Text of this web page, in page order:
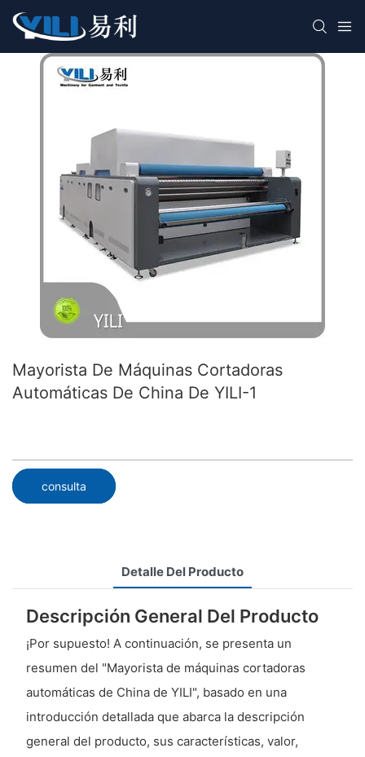
Mayorista De Máquinas Cortadoras
Automáticas De China De YILI-1
consulta
Detalle Del Producto
Descripción General Del Producto
¡Por supuesto! A continuación, se presenta un
resumen del "Mayorista de máquinas cortadoras
automáticas de China de YILI", basado en una
introducción detallada que abarca la descripción
general del producto, sus características, valor,